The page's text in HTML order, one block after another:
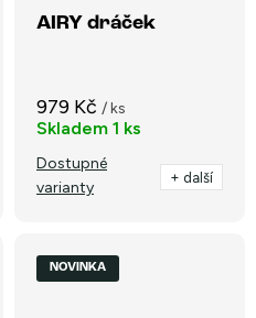
AIRY dráček
979 Kč / ks
Skladem 1 ks
Dostupné
varianty
+ další
NOVINKA